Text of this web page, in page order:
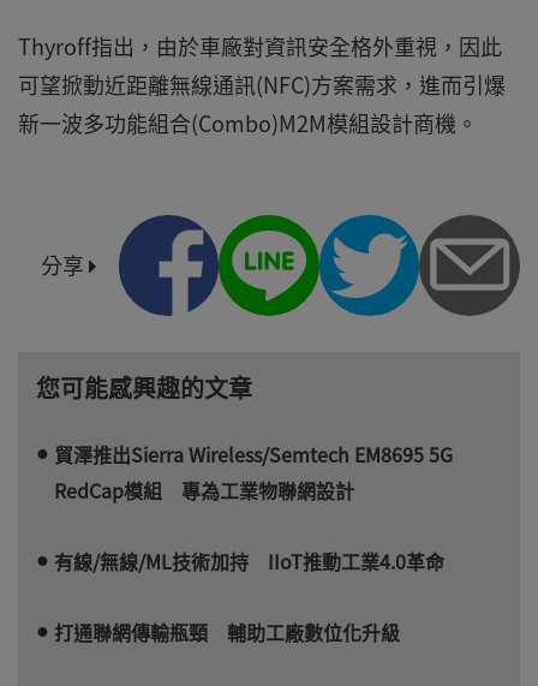
Thyroff指出，由於車廠對資訊安全格外重視，因此
可望掀動近距離無線通訊(NFC)方案需求，進而引爆
新一波多功能組合(Combo)M2M模組設計商機。
分享
您可能感興趣的文章
貿澤推出Sierra Wireless/Semtech EM8695 5G
RedCap模組 專為工業物聯網設計
有線/無線/ML技術加持 IIoT推動工業4.0革命
打通聯網傳輸瓶頸 輔助工廠數位化升級